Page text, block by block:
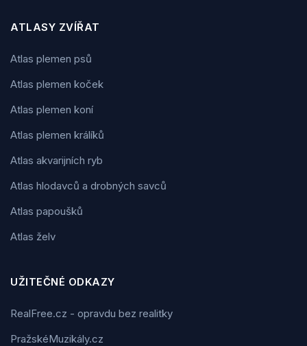
ATLASY ZVÍŘAT
Atlas plemen psů
Atlas plemen koček
Atlas plemen koní
Atlas plemen králíků
Atlas akvarijních ryb
Atlas hlodavců a drobných savců
Atlas papoušků
Atlas želv
UŽITEČNÉ ODKAZY
RealFree.cz - opravdu bez realitky
PražskéMuzikály.cz